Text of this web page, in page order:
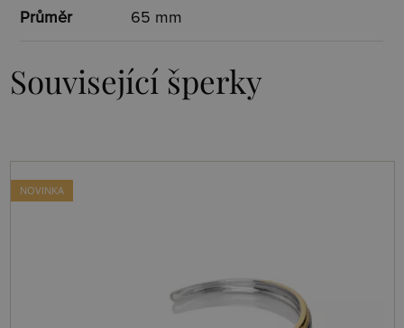
Průměr 65 mm
Související šperky
NOVINKA